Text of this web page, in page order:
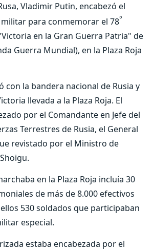
Vladimir Putin, encabezó el
para conmemorar el 78°
en la Gran Guerra Patria" de
Guerra Mundial), en la Plaza Roja
con la bandera nacional de Rusia y
llevada a la Plaza Roja. El
por el Comandante en Jefe del
Terrestres de Rusia, el General
revistado por el Ministro de
en la Plaza Roja incluía 30
de más de 8.000 efectivos
530 soldados que participaban
especial.
estaba encabezada por el